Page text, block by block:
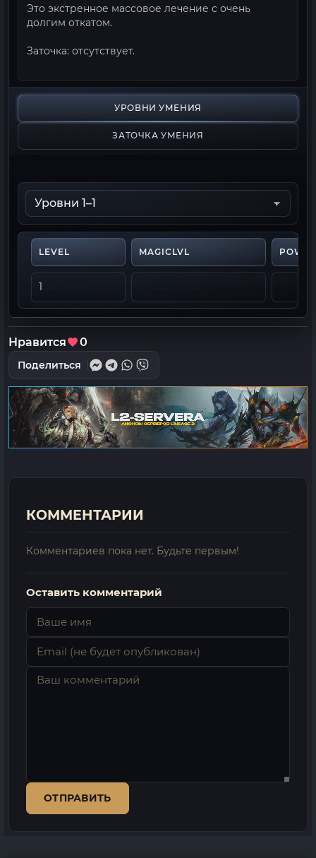
Это экстренное массовое лечение с очень
долгим откатом.
Заточка: отсутствует.
УРОВНИ УМЕНИЯ
ЗАТОЧКА УМЕНИЯ
LEVEL MAGICLVL
1
Нравится 0
Поделиться
КОММЕНТАРИИ
Комментариев пока нет. Будьте первым!
Оставить комментарий
ОТПРАВИТЬ